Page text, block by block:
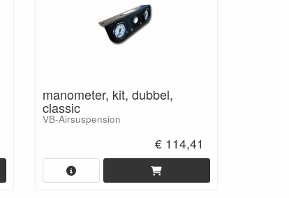
manometer, kit, dubbel,
classic
VB-Airsuspension
€ 114,41